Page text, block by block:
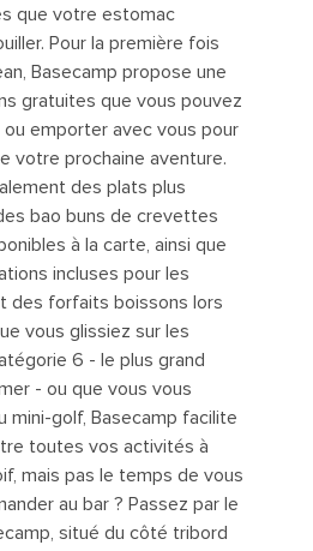
que votre estomac
Pour la première fois
Basecamp propose une
gratuites que vous pouvez
emporter avec vous pour
votre prochaine aventure.
des plats plus
bao buns de crevettes
à la carte, ainsi que
incluses pour les
des forfaits boissons lors
vous glissiez sur les
6 - le plus grand
- ou que vous vous
mini-golf, Basecamp facilite
toutes vos activités à
mais pas le temps de vous
au bar ? Passez par le
situé du côté tribord